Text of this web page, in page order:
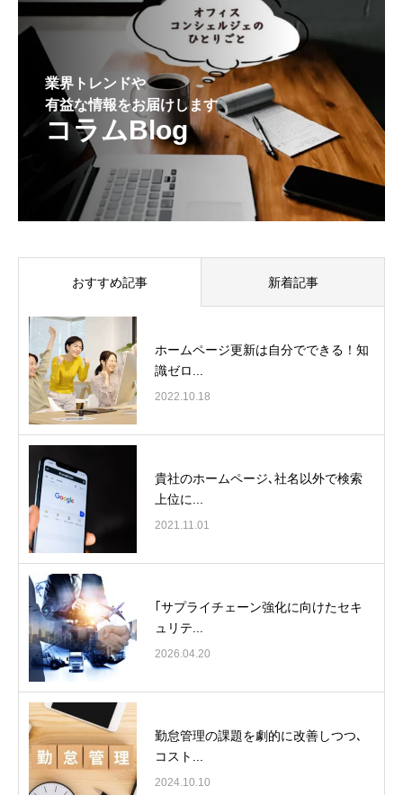
業界トレンドや
有益な情報をお届けします
コラムBlog
おすすめ記事 新着記事
ホームページ更新は自分でできる！知
識ゼロ...
2022.10.18
貴社のホームページ､社名以外で検索
上位に...
2021.11.01
｢サプライチェーン強化に向けたセキ
ュリテ...
2026.04.20
勤怠管理の課題を劇的に改善しつつ､
コスト...
2024.10.10